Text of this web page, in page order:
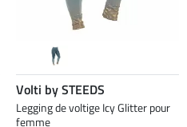
Volti by STEEDS
Legging de voltige Icy Glitter pour
femme